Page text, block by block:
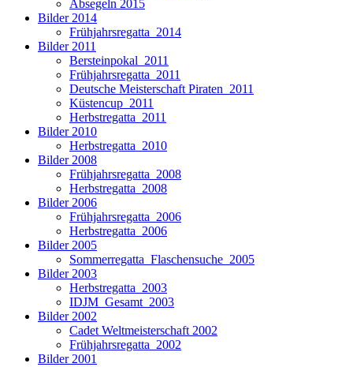
Absegeln 2015
Bilder 2014
Frühjahrsregatta_2014
Bilder 2011
Bersteinpokal_2011
Frühjahrsregatta_2011
Deutsche Meisterschaft Piraten_2011
Küstencup_2011
Herbstregatta_2011
Bilder 2010
Herbstregatta_2010
Bilder 2008
Frühjahrsregatta_2008
Herbstregatta_2008
Bilder 2006
Frühjahrsregatta_2006
Herbstregatta_2006
Bilder 2005
Sommerregatta_Flaschensuche_2005
Bilder 2003
Herbstregatta_2003
IDJM_Gesamt_2003
Bilder 2002
Cadet Weltmeisterschaft 2002
Frühjahrsregatta_2002
Bilder 2001